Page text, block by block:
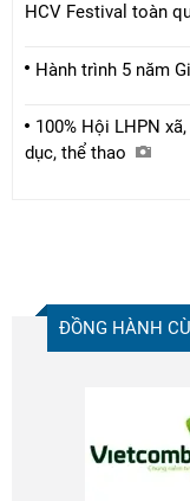
HCV Festival toàn
Hành trình 5 năm
100% Hội LHPN
dục, thể thao
ĐỒNG HÀNH